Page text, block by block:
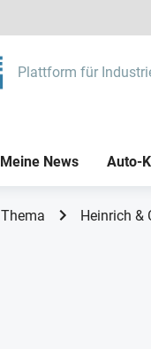
Plattform für
Meine News Auto-
Thema Heinrich &